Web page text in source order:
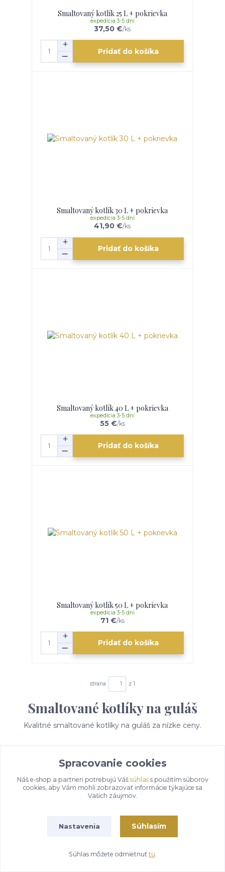
Smaltovaný kotlík 25 L + pokrievka
37,50 €/ks
expedícia 3-5 dní
Pridať do košíka
Smaltovaný kotlík 30 L + pokrievka
41,90 €/ks
expedícia 3-5 dní
Pridať do košíka
Smaltovaný kotlík 40 L + pokrievka
55 €/ks
expedícia 3-5 dní
Pridať do košíka
Smaltovaný kotlík 50 L + pokrievka
71 €/ks
expedícia 3-5 dní
Pridať do košíka
strana z 1
Smaltované kotlíky na guláš
Kvalitné smaltované kotlíky na guláš za nízke ceny.
VÝHODNÉ CENY
Kotlíkové súpravy za nízke ceny
VŠETKO SKLADOM
Spracovanie cookies
Náš e-shop a partneri potrebujú Váš súhlass použitím súborov
cookies, aby Vám mohli zobrazovať informácie týkajúce sa
Vašich záujmov.
Nastavenia Súhlasím
Súhlas môžete odmietnuť tu